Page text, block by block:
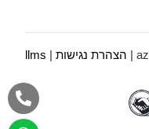
הצהרת נגישות |
llms